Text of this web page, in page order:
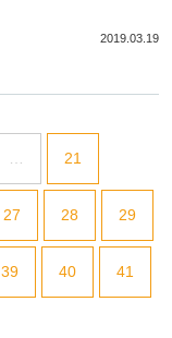
2019.03.19
21
27 28 29
39 40 41